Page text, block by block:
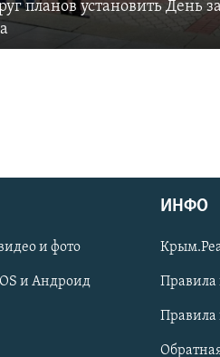
планов установить День
и фото
и Андроид
ИНФО
Правила
Правила